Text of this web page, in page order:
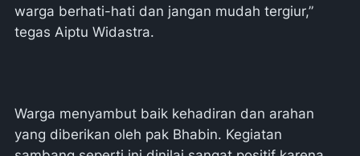
warga berhati-hati dan jangan mudah tergiur,”
tegas Aiptu Widastra.
Warga menyambut baik kehadiran dan arahan
yang diberikan oleh pak Bhabin. Kegiatan